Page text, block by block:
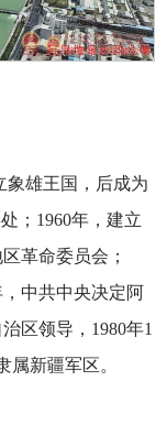
象雄王国，后成为
；1960年，建立
革命委员会；
中共中央决定阿
区领导，1980年1
属新疆军区。